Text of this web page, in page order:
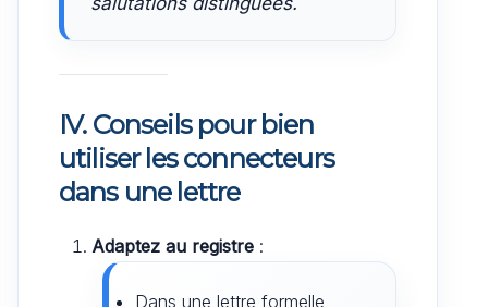
IV. Conseils pour bien
utiliser les connecteurs
dans une lettre
Adaptez au registre :
Dans une lettre formelle,